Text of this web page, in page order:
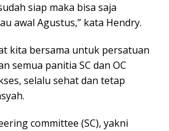
siap maka bisa saja
awal Agustus,” kata Hendry.
kita bersama untuk persatuan
semua panitia SC dan OC
selalu sehat dan tetap
committee (SC), yakni